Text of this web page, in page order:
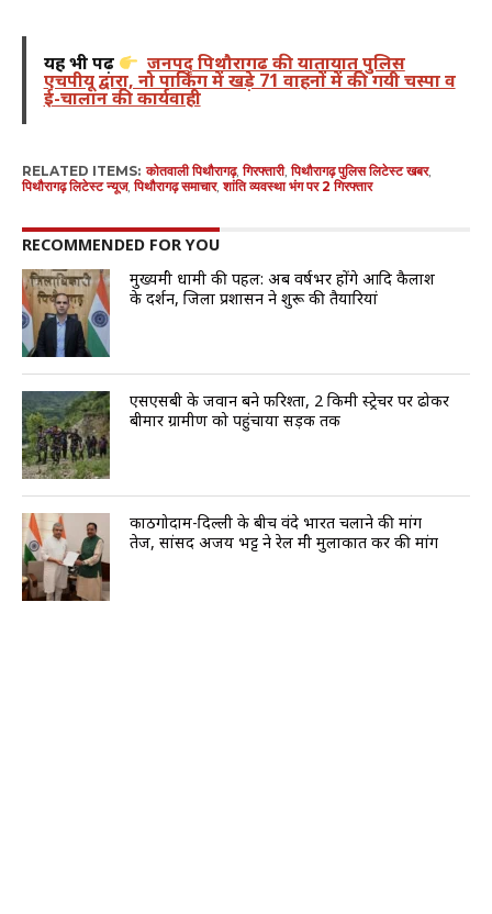
यह भी पढ़ें जनपद पिथौरागढ की यातायात पुलिस
एचपीयू द्वारा, नो पार्किंग में खड़े 71 वाहनों में की गयी चस्पा व
ई-चालान की कार्यवाही
RELATED ITEMS: कोतवाली पिथौरागढ़,गिरफ्तारी,पिथौरागढ़ पुलिस लिटेस्ट खबर,
पिथौरागढ़ लिटेस्ट न्यूज,पिथौरागढ़ समाचार,शांति व्यवस्था भंग पर 2 गिरफ्तार
RECOMMENDED FOR YOU
मुख्यमंत्री धामी की पहल: अब वर्षभर होंगे आदि कैलाश
के दर्शन, जिला प्रशासन ने शुरू की तैयारियां
एसएसबी के जवान बने फरिश्ता, 2 किमी स्ट्रेचर पर ढोकर
बीमार ग्रामीण को पहुंचाया सड़क तक
काठगोदाम-दिल्ली के बीच वंदे भारत चलाने की मांग
तेज, सांसद अजय भट्ट ने रेल मंत्री मुलाकात कर की मांग